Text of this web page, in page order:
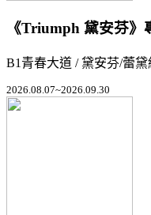
《Triumph 黛安芬
B1青春大道 / 黛安芬/蕾黛
2026.08.07~2026.09.30